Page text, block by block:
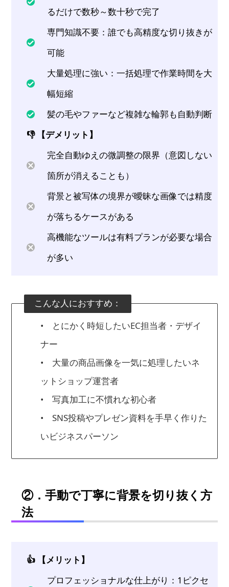
るだけで数秒～数十秒で完了
専門知識不要：誰でも高精度な切り抜きが
可能
大量処理に強い：一括処理で作業時間を大
幅短縮
髪の毛やファーなど複雑な輪郭も自動判断
👎 【デメリット】
完全自動ゆえの微調整の限界（意図しない
箇所が消えることも）
背景と被写体の境界が曖昧な画像では精度
が落ちるケースがある
高機能なツールは有料プランが必要な場合
が多い
こんな人におすすめ：
• とにかく時短したいEC担当者・デザイ
ナー
• 大量の商品画像を一気に処理したいネ
ットショップ運営者
• 写真加工に不慣れな初心者
• SNS投稿やプレゼン資料を手早く作りた
いビジネスパーソン
②．手動で丁寧に背景を切り抜く方
法
👍 【メリット】
プロフェッショナルな仕上がり：1ピクセ